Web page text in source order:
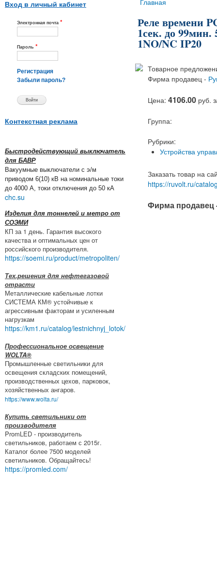
Вход в личный кабинет
Электронная почта *
Пароль *
Регистрация
Забыли пароль?
Контекстная реклама
Быстродействующий выключатель
для БАВР
Вакуумные выключатели с э/м
приводом 6(10) кВ на номинальные токи
до 4000 А, токи отключения до 50 кА
chc.su
Изделия для тоннелей и метро от
СОЭМИ
КП за 1 день. Гарантия высокого
качества и оптимальных цен от
российского производителя.
https://soemi.ru/product/metropoliten/
Тех.решения для нефтегазовой
отрасти
Металлические кабельные лотки
СИСТЕМА КМ® устойчивые к
агрессивным факторам и усиленным
нагрузкам
https://km1.ru/catalog/lestnichnyj_lotok/
Профессиональное освещение
WOLTA®
Промышленные светильники для
освещения складских помещений,
производственных цехов, парковок,
хозяйственных ангаров.
https://www.wolta.ru/
Купить светильники от
производителя
PromLED - производитель
светильников, работаем с 2015г.
Каталог более 7500 моделей
светильников. Обращайтесь!
https://promled.com/
Вы здесь
Главная
Реле времени
1сек. до
1NO/NC IP20
Товарное
Фирма продавец -
Цена: 4106.00 руб.
Группа:
Рубрики:
Устройства
Заказать товар на
https://ruvolt.ru/
Фирма продавец